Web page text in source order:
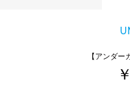
【アンダー